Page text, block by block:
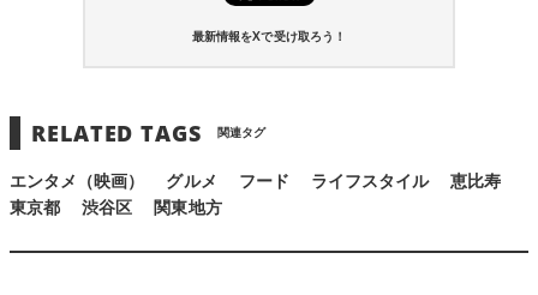
最新情報をXで受け取ろう！
RELATED TAGS 関連タグ
エンタメ（映画） グルメ フード ライフスタイル
恵比寿
東京都
渋谷区 関東地方